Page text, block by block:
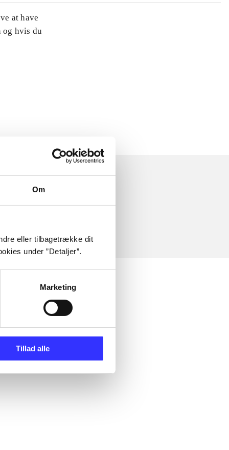
Om
eller tilbagetrække dit
under ”Detaljer”.
Marketing
Tillad alle
at have
og hvis du